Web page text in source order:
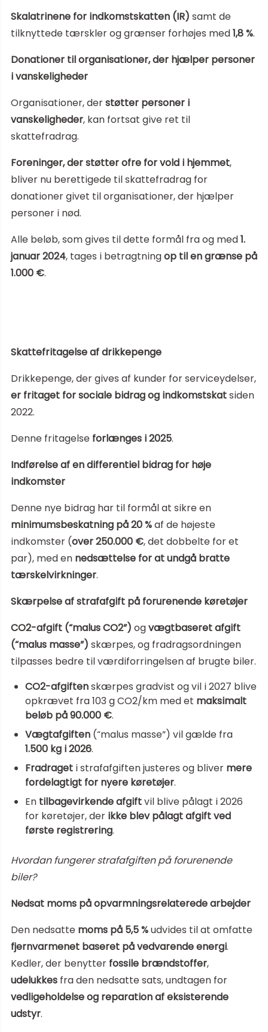
Skalatrinene for indkomstskatten (IR) samt de
tilknyttede tærskler og grænser forhøjes med1,8 %.
Donationer til organisationer, der hjælper personer
i vanskeligheder
Organisationer, derstøtter personer i
vanskeligheder, kan fortsat give ret til
skattefradrag.
Foreninger, der støtter ofre for vold i hjemmet,
bliver nu berettigede til skattefradrag for
donationer givet til organisationer, der hjælper
personer i nød.
Alle beløb, som gives til dette formål fra og med1.
januar 2024, tages i betragtningop til en grænse på
1.000 €.
Skattefritagelse af drikkepenge
Drikkepenge, der gives af kunder for serviceydelser,
er fritaget for sociale bidrag og indkomstskatsiden
2022.
Denne fritagelse forlænges i 2025.
Indførelse af en differentiel bidrag for høje
indkomster
Denne nye bidrag har til formål at sikre en
minimumsbeskatning på 20 %af de højeste
indkomster (over 250.000 €, det dobbelte for et
par), med en nedsættelse for at undgå bratte
tærskelvirkninger.
Skærpelse af strafafgift på forurenende køretøjer
CO2-afgift (“malus CO2”) ogvægtbaseret afgift
(“malus masse”) skærpes, og fradragsordningen
tilpasses bedre til værdiforringelsen af brugte biler.
CO2-afgiftenskærpes gradvist og vil i 2027 blive
opkrævet fra 103 g CO2/km med et maksimalt
beløb på 90.000 €.
Vægtafgiften (“malus masse”) vil gælde fra
1.500 kg i 2026.
Fradraget i strafafgiften justeres og bliver mere
fordelagtigt for nyere køretøjer.
En tilbagevirkende afgiftvil blive pålagt i 2026
for køretøjer, der ikke blev pålagt afgift ved
første registrering.
Hvordan fungerer strafafgiften på forurenende
biler?
Nedsat moms på opvarmningsrelaterede arbejder
Den nedsatte moms på 5,5 %udvides til at omfatte
fjernvarmenet baseret på vedvarende energi.
Kedler, der benytter fossile brændstoffer,
udelukkes fra den nedsatte sats, undtagen for
vedligeholdelse og reparation af eksisterende
udstyr.